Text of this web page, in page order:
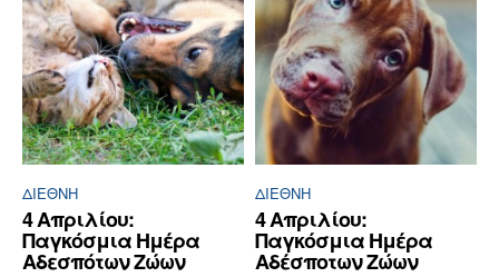
ΔΙΕΘΝΉ
4 Απριλίου:
Παγκόσμια Ημέρα
Αδεσπότων Ζώων
ΔΙΕΘΝΉ
4 Απριλίου:
Παγκόσμια Ημέρα
Αδέσποτων Ζώων